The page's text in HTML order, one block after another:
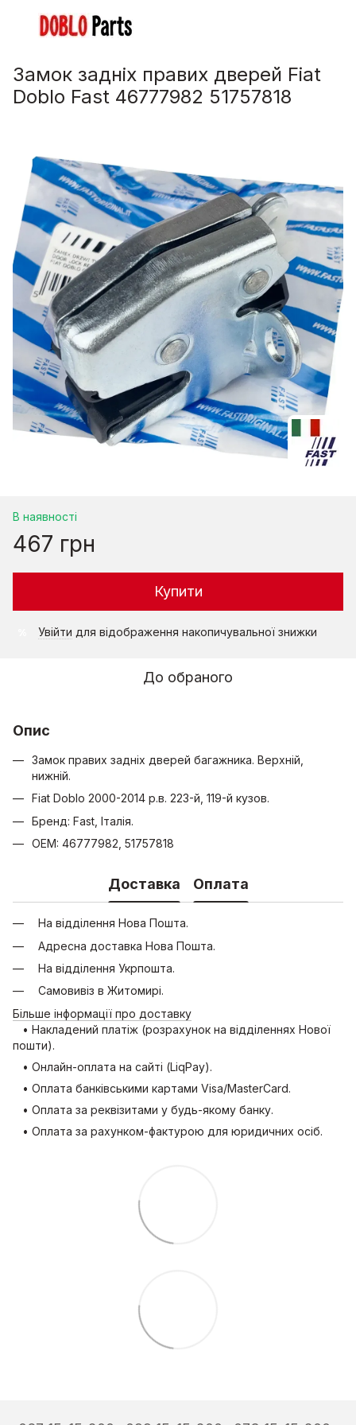
Замок задніх правих дверей Fiat
Doblo Fast 46777982 51757818
В наявності
467 грн
Купити
Увійти для відображення накопичувальної знижки
До обраного
Опис
Замок правих задніх дверей багажника. Верхній,
нижній.
Fiat Doblo 2000-2014 р.в. 223-й, 119-й кузов.
Бренд: Fast, Італія.
OEM: 46777982, 51757818
Доставка Оплата
На відділення Нова Пошта.
Адресна доставка Нова Пошта.
На відділення Укрпошта.
Самовивіз в Житомирі.
Більше інформації про доставку
• Накладений платіж (розрахунок на відділеннях Нової
пошти).
• Онлайн-оплата на сайті (LiqPay).
• Оплата банківськими картами Visa/MasterCard.
• Оплата за реквізитами у будь-якому банку.
• Оплата за рахунком-фактурою для юридичних осіб.